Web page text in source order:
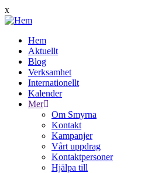
Hoppa
till
x
Main
navigation
Hem
Aktuellt
Blog
Verksamhet
Internationellt
Kalender
Mer
Om Smyrna
Kontakt
Kampanjer
Vårt uppdrag
Kontaktpersoner
Hjälpa till